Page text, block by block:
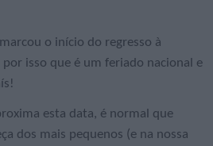
o início do regresso à
por isso que é um feriado nacional e
esta data, é normal que
dos mais pequenos (e na nossa